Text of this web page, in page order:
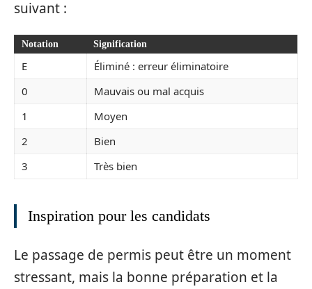
suivant :
Notation Signification
E
Éliminé : erreur éliminatoire
0
Mauvais ou mal acquis
1
Moyen
2
Bien
3
Très bien
Inspiration pour les candidats
Le passage de permis peut être un moment
stressant, mais la bonne préparation et la